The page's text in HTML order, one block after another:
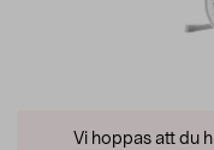
Vi hoppas att du